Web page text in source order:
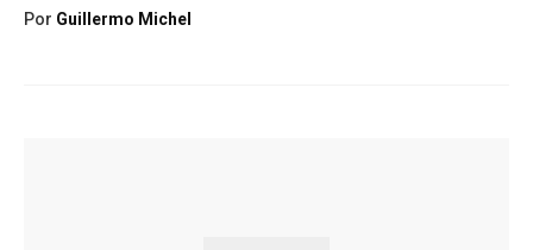
Por Guillermo Michel